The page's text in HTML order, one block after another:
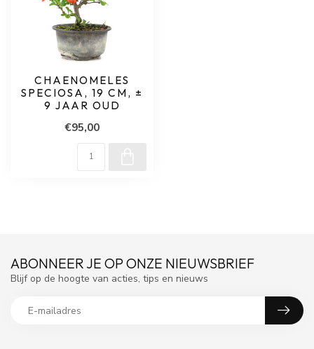
CHAENOMELES
SPECIOSA, 19 CM, ±
9 JAAR OUD
€95,00
ABONNEER JE OP ONZE NIEUWSBRIEF
Blijf op de hoogte van acties, tips en nieuws